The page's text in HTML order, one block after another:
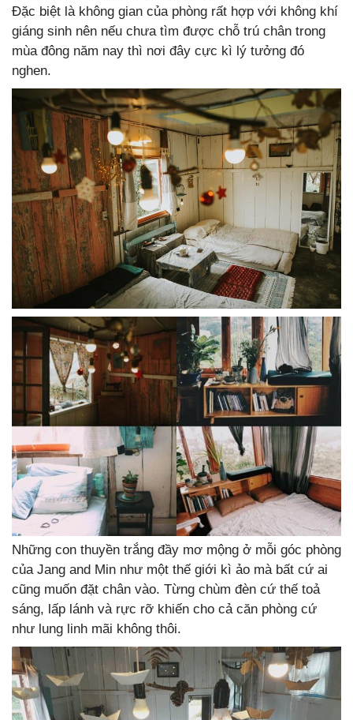
Đặc biệt là không gian của phòng rất hợp với không khí
giáng sinh nên nếu chưa tìm được chỗ trú chân trong
mùa đông năm nay thì nơi đây cực kì lý tưởng đó
nghen.
Những con thuyền trắng đầy mơ mộng ở mỗi góc phòng
của Jang and Min như một thế giới kì ảo mà bất cứ ai
cũng muốn đặt chân vào. Từng chùm đèn cứ thế toả
sáng, lấp lánh và rực rỡ khiến cho cả căn phòng cứ
như lung linh mãi không thôi.